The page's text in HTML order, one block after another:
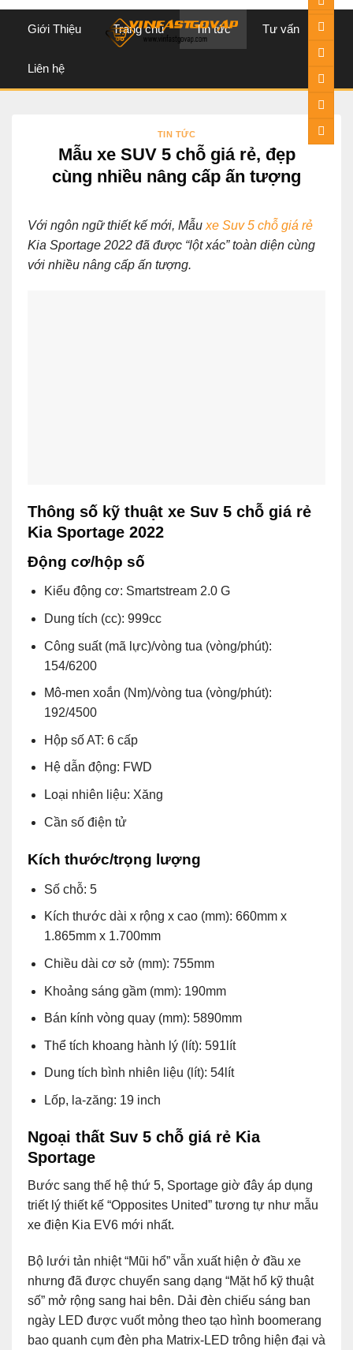
content
Giới Thiệu
Trang chủ Tin tức Tư vấn
Liên hệ
TIN TỨC
Mẫu xe SUV 5 chỗ giá rẻ, đẹp
cùng nhiều nâng cấp ấn tượng
Với ngôn ngữ thiết kế mới, Mẫu xe Suv 5 chỗ giá rẻ
Kia Sportage 2022 đã được “lột xác” toàn diện cùng
với nhiều nâng cấp ấn tượng.
Thông số kỹ thuật xe Suv 5 chỗ giá rẻ
Kia Sportage 2022
Động cơ/hộp số
Kiểu động cơ: Smartstream 2.0 G
Dung tích (cc): 999cc
Công suất (mã lực)/vòng tua (vòng/phút):
154/6200
Mô-men xoắn (Nm)/vòng tua (vòng/phút):
192/4500
Hộp số AT: 6 cấp
Hệ dẫn động: FWD
Loại nhiên liệu: Xăng
Cần số điện tử
Kích thước/trọng lượng
Số chỗ: 5
Kích thước dài x rộng x cao (mm): 660mm x
1.865mm x 1.700mm
Chiều dài cơ sở (mm): 755mm
Khoảng sáng gầm (mm): 190mm
Bán kính vòng quay (mm): 5890mm
Thể tích khoang hành lý (lít): 591lít
Dung tích bình nhiên liệu (lít): 54lít
Lốp, la-zăng: 19 inch
Ngoại thất Suv 5 chỗ giá rẻ Kia
Sportage
Bước sang thế hệ thứ 5, Sportage giờ đây áp dụng
triết lý thiết kế “Opposites United” tương tự như mẫu
xe điện Kia EV6 mới nhất.
Bộ lưới tản nhiệt “Mũi hổ” vẫn xuất hiện ở đầu xe
nhưng đã được chuyển sang dạng “Mặt hổ kỹ thuật
số” mở rộng sang hai bên. Dải đèn chiếu sáng ban
ngày LED được vuốt mỏng theo tạo hình boomerang
bao quanh cụm đèn pha Matrix-LED trông hiện đại và